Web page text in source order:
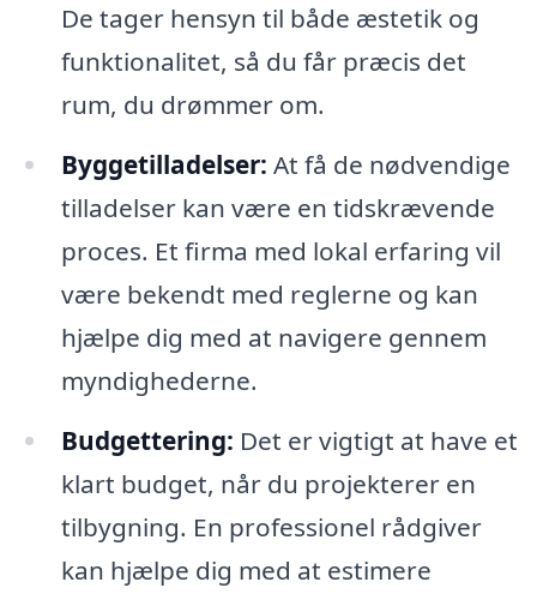
De tager hensyn til både æstetik og
funktionalitet, så du får præcis det
rum, du drømmer om.
Byggetilladelser: At få de nødvendige
tilladelser kan være en tidskrævende
proces. Et firma med lokal erfaring vil
være bekendt med reglerne og kan
hjælpe dig med at navigere gennem
myndighederne.
Budgettering: Det er vigtigt at have et
klart budget, når du projekterer en
tilbygning. En professionel rådgiver
kan hjælpe dig med at estimere